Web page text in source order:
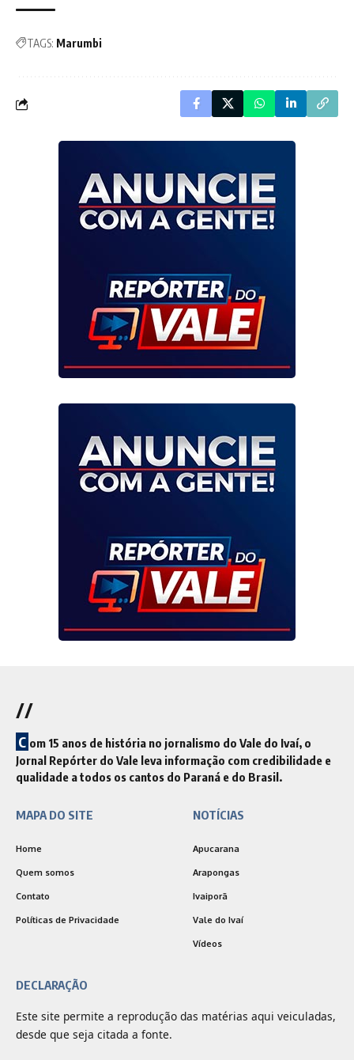
TAGS: Marumbi
//
C om 15 anos de história no jornalismo do Vale do Ivaí, o
Jornal Repórter do Vale leva informação com credibilidade e
qualidade a todos os cantos do Paraná e do Brasil.
MAPA DO SITE
Home
Quem somos
Contato
Políticas de Privacidade
NOTÍCIAS
Apucarana
Arapongas
Ivaiporã
Vale do Ivaí
Vídeos
DECLARAÇÃO
Este site permite a reprodução das matérias aqui veiculadas,
desde que seja citada a fonte.